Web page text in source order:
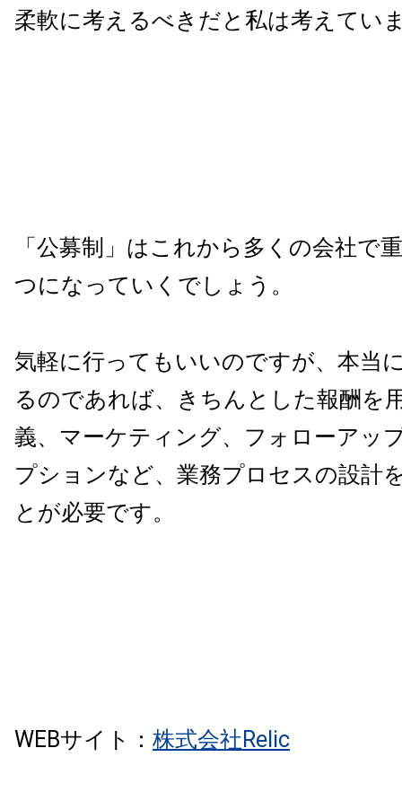
柔軟に考えるべきだと私は考えてい
「公募制」はこれから多くの会社で
つになっていくでしょう。
気軽に行ってもいいのですが、本当
るのであれば、きちんとした報酬を
義、マーケティング、フォローアッ
プションなど、業務プロセスの設計
とが必要です。
WEBサイト： 株式会社Relic